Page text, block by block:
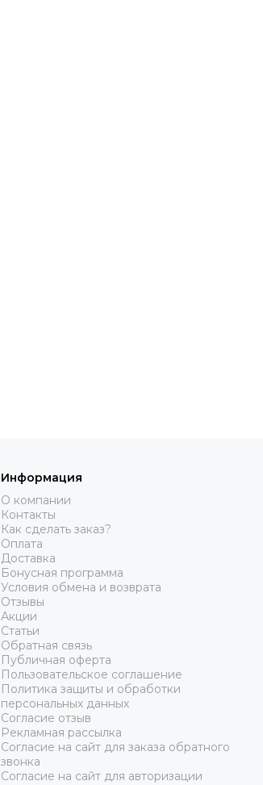
Информация
О компании
Контакты
Как сделать заказ?
Оплата
Доставка
Бонусная программа
Условия обмена и возврата
Отзывы
Акции
Статьи
Обратная связь
Публичная оферта
Пользовательское соглашение
Политика защиты и обработки
персональных данных
Согласие отзыв
Рекламная рассылка
Согласие на сайт для заказа обратного
звонка
Согласие на сайт для авторизации